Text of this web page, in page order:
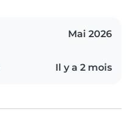
Mai 2026
Il y a 2 mois